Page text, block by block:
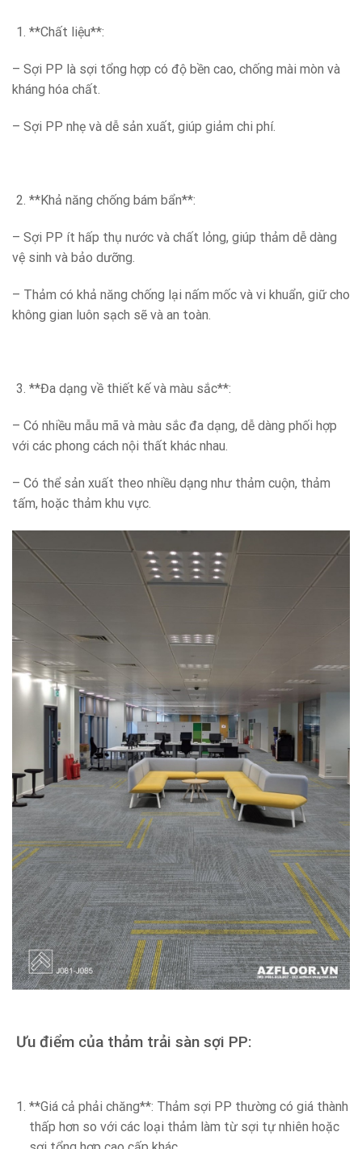
**Chất liệu**:
– Sợi PP là sợi tổng hợp có độ bền cao, chống mài mòn và
kháng hóa chất.
– Sợi PP nhẹ và dễ sản xuất, giúp giảm chi phí.
**Khả năng chống bám bẩn**:
– Sợi PP ít hấp thụ nước và chất lỏng, giúp thảm dễ dàng
vệ sinh và bảo dưỡng.
– Thảm có khả năng chống lại nấm mốc và vi khuẩn, giữ cho
không gian luôn sạch sẽ và an toàn.
**Đa dạng về thiết kế và màu sắc**:
– Có nhiều mẫu mã và màu sắc đa dạng, dễ dàng phối hợp
với các phong cách nội thất khác nhau.
– Có thể sản xuất theo nhiều dạng như thảm cuộn, thảm
tấm, hoặc thảm khu vực.
Ưu điểm của thảm trải sàn sợi PP:
**Giá cả phải chăng**: Thảm sợi PP thường có giá thành
thấp hơn so với các loại thảm làm từ sợi tự nhiên hoặc